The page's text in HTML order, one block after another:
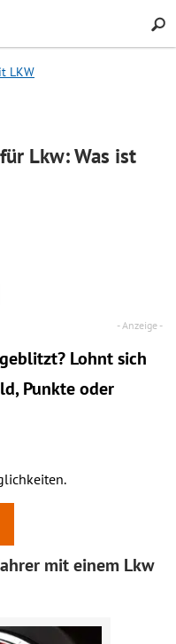
Search
LKW
Lkw: Was ist
Lohnt sich
Punkte oder
mit einem Lkw